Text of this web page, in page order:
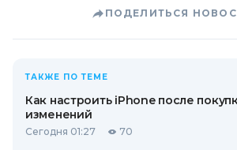
ПОДЕЛИТЬСЯ
ТАКЖЕ ПО ТЕМЕ
Как настроить iPhone после
изменений
Сегодня 01:27 70